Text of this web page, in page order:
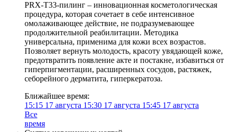
PRX-T33-пилинг – инновационная косметологическая
процедура, которая сочетает в себе интенсивное
омолаживающее действие, не подразумевающее
продолжительной реабилитации. Методика
универсальна, применима для кожи всех возрастов.
Позволяет вернуть молодость, красоту увядающей коже,
предотвратить появление акте и постакне, избавиться от
гиперпигментации, расширенных сосудов, растяжек,
себорейного дерматита, гиперкератоза.
Ближайшее время:
15:15 17 августа 15:30 17 августа 15:45 17 августа
Все
время